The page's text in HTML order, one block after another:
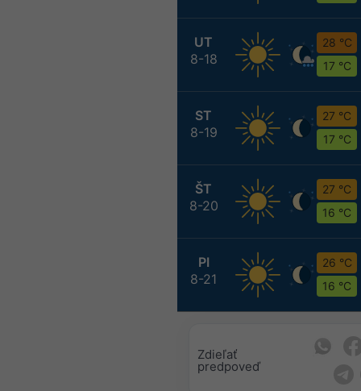
UT
8-18
28 °C
17 °C
ST
8-19
27 °C
17 °C
ŠT
8-20
27 °C
16 °C
PI
8-21
26 °C
16 °C
Zdieľať
predpoveď